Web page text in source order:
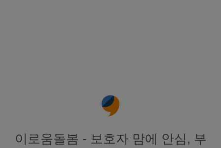
이로움돌봄 - 보호자 맘에 안심, 부